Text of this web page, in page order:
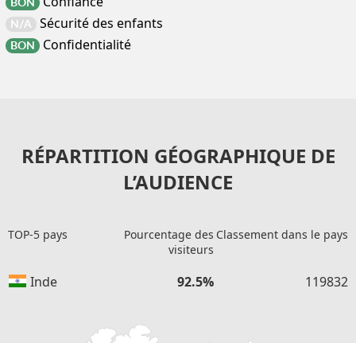
BON
N/A Sécurité des enfants
BON Confidentialité
RÉPARTITION GÉOGRAPHIQUE DE
L’AUDIENCE
TOP-5 pays
Pourcentage des
visiteurs
Classement dans le pays
Inde 92.5% 119832